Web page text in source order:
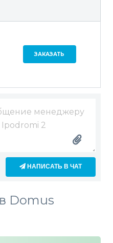
ЗАКАЗАТЬ
НАПИСАТЬ В ЧАТ
Domus